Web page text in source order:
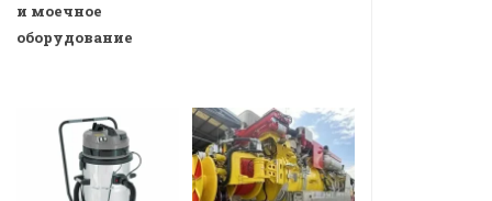
и моечное
оборудование